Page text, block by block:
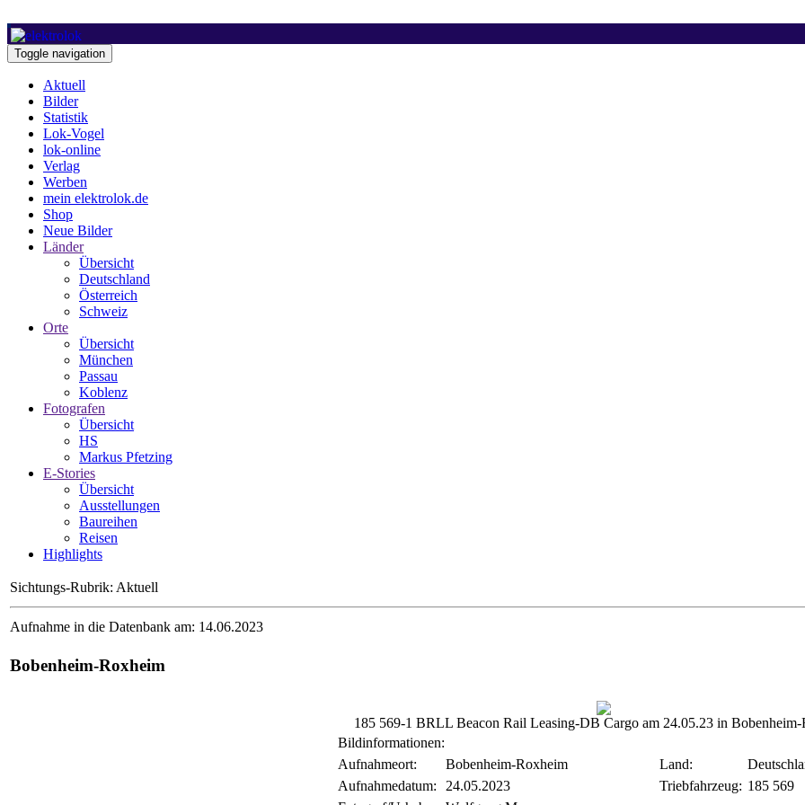
Toggle navigation
Aktuell
Bilder
Statistik
Lok-Vogel
lok-online
Verlag
Werben
mein elektrolok.de
Shop
Neue Bilder
Länder
Übersicht
Deutschland
Österreich
Schweiz
Orte
Übersicht
München
Passau
Koblenz
Fotografen
Übersicht
HS
Markus Pfetzing
E-Stories
Übersicht
Ausstellungen
Baureihen
Reisen
Highlights
Sichtungs-Rubrik: Aktuell
Aufnahme in die Datenbank am: 14.06.2023
Bobenheim-Roxheim
185 569-1 BRLL Beacon Rail Leasing-DB Cargo am 24.05.23 in
Bildinformationen:
Aufnahmeort:
Bobenheim-Roxheim Land:
Aufnahmedatum:
24.05.2023 Triebfahrzeug: 185 569